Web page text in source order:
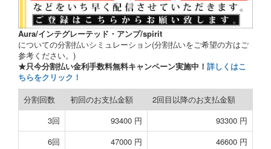
Aura/インテグレーテッド・アンプ/spirit
についての分割払いシミュレーション(分割払いをご希望の方はご
参考ください。)
★只今分割払い金利手数料無料キャンペーン実施中！ 詳しくはこ
ちらをクリック！
分割回数
初回のお支払金額
2回目以降のお支払金額
3回
93400 円
93300 円
6回
47000 円
46600 円